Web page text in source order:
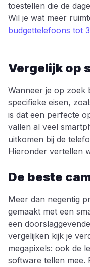
toestellen die de
Wil je wat meer
budgettelefoons tot
Vergelijk op
Wanneer je op zoek
specifieke eisen,
is dat een perfecte
vallen al veel
uitkomen bij de
Hieronder vertellen
De beste
Meer dan negentig
gemaakt met een
een
vergelijken kijk je
megapixels: ook de
software tellen mee.